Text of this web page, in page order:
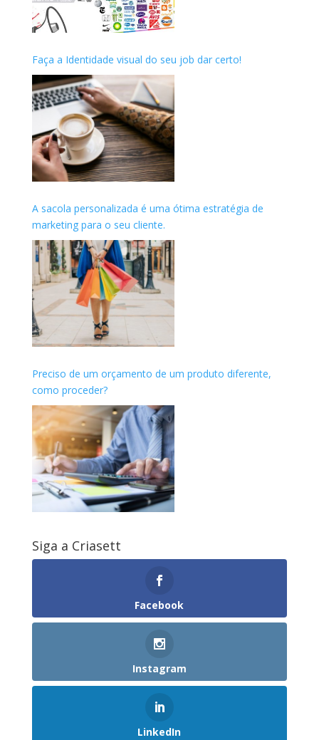
Faça a Identidade visual do seu job dar certo!
A sacola personalizada é uma ótima estratégia de
marketing para o seu cliente.
Preciso de um orçamento de um produto diferente,
como proceder?
Siga a Criasett
Facebook
Instagram
LinkedIn